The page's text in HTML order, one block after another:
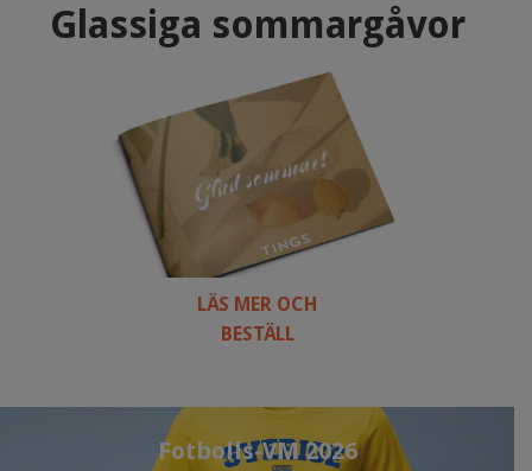
Glassiga sommargåvor
LÄS MER OCH
BESTÄLL
Fotbolls-VM 2026